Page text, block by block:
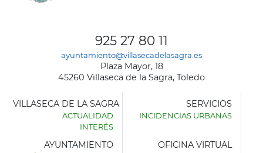
925 27 80 11
ayuntamiento@villasecadelasagra.es
Plaza Mayor, 18
45260 Villaseca de la Sagra, Toledo
VILLASECA DE LA SAGRA
ACTUALIDAD
INTERÉS
SERVICIOS
INCIDENCIAS URBANAS
AYUNTAMIENTO OFICINA VIRTUAL